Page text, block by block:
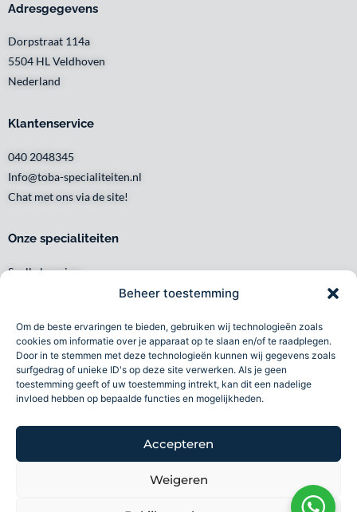
Beheer toestemming
Om de beste ervaringen te bieden, gebruiken wij technologieën zoals
cookies om informatie over je apparaat op te slaan en/of te raadplegen.
Door in te stemmen met deze technologieën kunnen wij gegevens zoals
surfgedrag of unieke ID's op deze site verwerken. Als je geen
toestemming geeft of uw toestemming intrekt, kan dit een nadelige
invloed hebben op bepaalde functies en mogelijkheden.
Accepteren
Weigeren
Adresgegevens
Dorpstraat 114a
5504 HL Veldhoven
Nederland
Klantenservice
040 2048345
Info@toba-specialiteiten.nl
Chat met ons via de site!
Onze specialiteiten
Snelle levering
Waar en wanneer u het wilt
Persoonlijk en lokaal
Duurzaam
Betrouwbaar
Volg ons